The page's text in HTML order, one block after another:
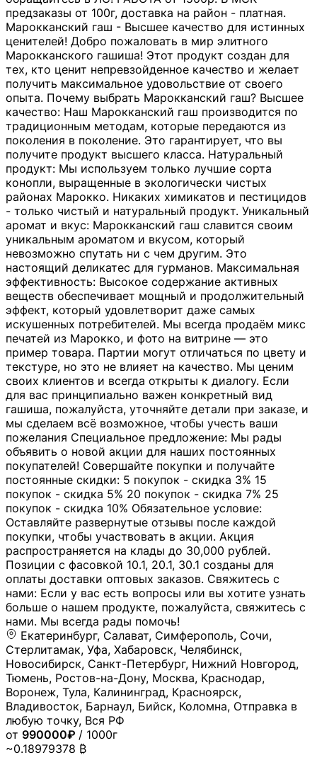
предзаказы от 100г, доставка на район - платная.
Марокканский гаш - Высшее качество для истинных
ценителей! Добро пожаловать в мир элитного
Марокканского гашиша! Этот продукт создан для
тех, кто ценит непревзойденное качество и желает
получить максимальное удовольствие от своего
опыта. Почему выбрать Марокканский гаш? Высшее
качество: Наш Марокканский гаш производится по
традиционным методам, которые передаются из
поколения в поколение. Это гарантирует, что вы
получите продукт высшего класса. Натуральный
продукт: Мы используем только лучшие сорта
конопли, выращенные в экологически чистых
районах Марокко. Никаких химикатов и пестицидов
- только чистый и натуральный продукт. Уникальный
аромат и вкус: Марокканский гаш славится своим
уникальным ароматом и вкусом, который
невозможно спутать ни с чем другим. Это
настоящий деликатес для гурманов. Максимальная
эффективность: Высокое содержание активных
веществ обеспечивает мощный и продолжительный
эффект, который удовлетворит даже самых
искушенных потребителей. Мы всегда продаём микс
печатей из Марокко, и фото на витрине — это
пример товара. Партии могут отличаться по цвету и
текстуре, но это не влияет на качество. Мы ценим
своих клиентов и всегда открыты к диалогу. Если
для вас принципиально важен конкретный вид
гашиша, пожалуйста, уточняйте детали при заказе, и
мы сделаем всё возможное, чтобы учесть ваши
пожелания Специальное предложение: Мы рады
объявить о новой акции для наших постоянных
покупателей! Совершайте покупки и получайте
постоянные скидки: 5 покупок - скидка 3% 15
покупок - скидка 5% 20 покупок - скидка 7% 25
покупок - скидка 10% Обязательное условие:
Оставляйте развернутые отзывы после каждой
покупки, чтобы участвовать в акции. Акция
распространяется на клады до 30,000 рублей.
Позиции с фасовкой 10.1, 20.1, 30.1 созданы для
оплаты доставки оптовых заказов. Свяжитесь с
нами: Если у вас есть вопросы или вы хотите узнать
больше о нашем продукте, пожалуйста, свяжитесь с
нами. Мы всегда рады помочь!
Екатеринбург, Салават, Симферополь, Сочи,
Стерлитамак, Уфа, Хабаровск, Челябинск,
Новосибирск, Санкт-Петербург, Нижний Новгород,
Тюмень, Ростов-на-Дону, Москва, Краснодар,
Воронеж, Тула, Калининград, Красноярск,
Владивосток, Барнаул, Бийск, Коломна, Отправка в
любую точку, Вся РФ
от 990000₽ / 1000г
~0.18979378 ₿